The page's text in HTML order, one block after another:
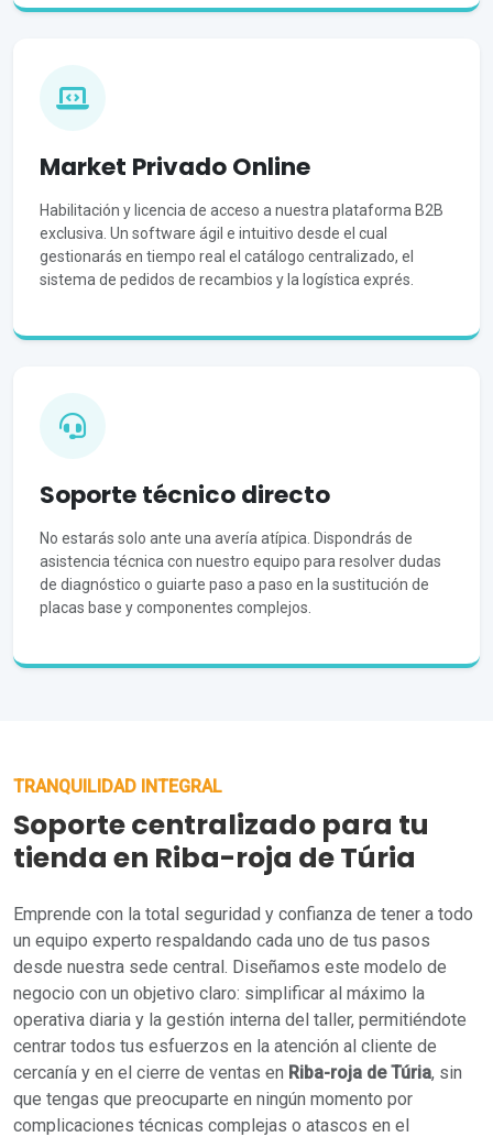
Market Privado Online
Habilitación y licencia de acceso a nuestra plataforma B2B
exclusiva. Un software ágil e intuitivo desde el cual
gestionarás en tiempo real el catálogo centralizado, el
sistema de pedidos de recambios y la logística exprés.
Soporte técnico directo
No estarás solo ante una avería atípica. Dispondrás de
asistencia técnica con nuestro equipo para resolver dudas
de diagnóstico o guiarte paso a paso en la sustitución de
placas base y componentes complejos.
TRANQUILIDAD INTEGRAL
Soporte centralizado para tu
tienda en Riba-roja de Túria
Emprende con la total seguridad y confianza de tener a todo
un equipo experto respaldando cada uno de tus pasos
desde nuestra sede central. Diseñamos este modelo de
negocio con un objetivo claro: simplificar al máximo la
operativa diaria y la gestión interna del taller, permitiéndote
centrar todos tus esfuerzos en la atención al cliente de
cercanía y en el cierre de ventas en Riba-roja de Túria, sin
que tengas que preocuparte en ningún momento por
complicaciones técnicas complejas o atascos en el